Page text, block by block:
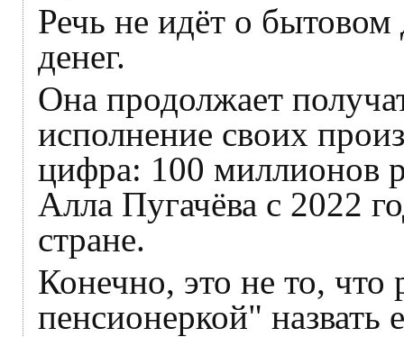
Речь не идёт о бытовом
денег.
Она продолжает
исполнение своих
цифра: 100 миллионов
Алла Пугачёва с 2022
стране.
Конечно, это не то,
пенсионеркой" назвать